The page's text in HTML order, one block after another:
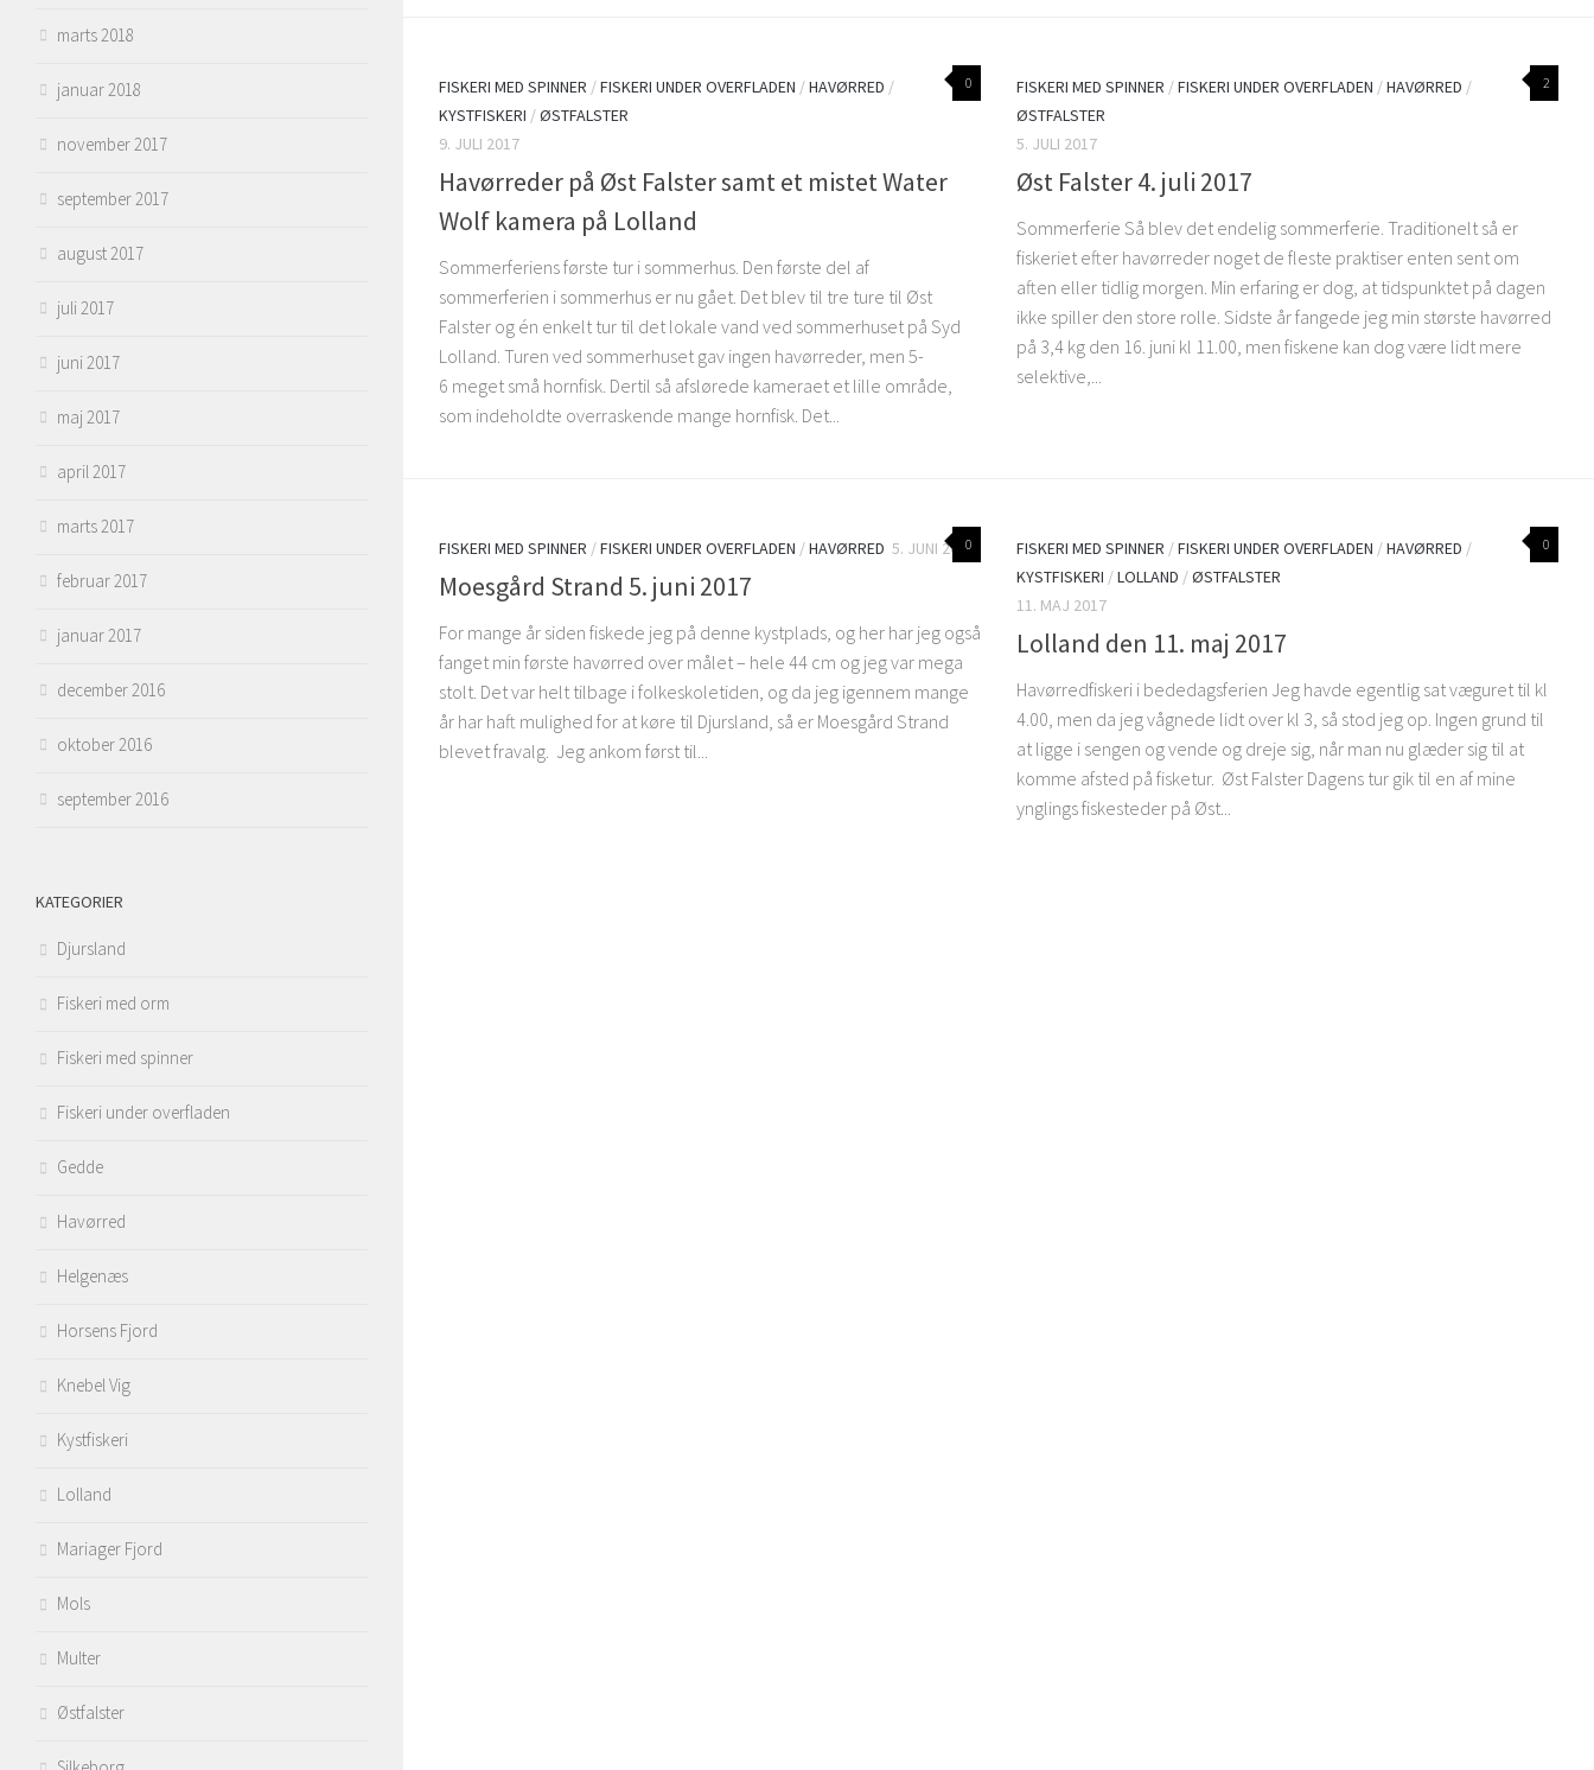
0
FISKERI MED SPINNER /FISKERI UNDER OVERFLADEN /HAVØRRED /
KYSTFISKERI /ØSTFALSTER
9. JULI 2017
Havørreder på Øst Falster samt et mistet Water
Wolf kamera på Lolland
Sommerferiens første tur i sommerhus. Den første del af
sommerferien i sommerhus er nu gået. Det blev til tre ture til Øst
Falster og én enkelt tur til det lokale vand ved sommerhuset på Syd
Lolland. Turen ved sommerhuset gav ingen havørreder, men 5-
6 meget små hornfisk. Dertil så afslørede kameraet et lille område,
som indeholdte overraskende mange hornfisk. Det...
2
FISKERI MED SPINNER /FISKERI UNDER OVERFLADEN /HAVØRRED /
ØSTFALSTER
5. JULI 2017
Øst Falster 4. juli 2017
Sommerferie Så blev det endelig sommerferie. Traditionelt så er
fiskeriet efter havørreder noget de fleste praktiser enten sent om
aften eller tidlig morgen. Min erfaring er dog, at tidspunktet på dagen
ikke spiller den store rolle. Sidste år fangede jeg min største havørred
på 3,4 kg den 16. juni kl 11.00, men fiskene kan dog være lidt mere
selektive,...
0
FISKERI MED SPINNER /FISKERI UNDER OVERFLADEN /HAVØRRED 5. JUNI 2017
Moesgård Strand 5. juni 2017
For mange år siden fiskede jeg på denne kystplads, og her har jeg også
fanget min første havørred over målet – hele 44 cm og jeg var mega
stolt. Det var helt tilbage i folkeskoletiden, og da jeg igennem mange
år har haft mulighed for at køre til Djursland, så er Moesgård Strand
blevet fravalg. Jeg ankom først til...
0
FISKERI MED SPINNER /FISKERI UNDER OVERFLADEN /HAVØRRED /
KYSTFISKERI /LOLLAND /ØSTFALSTER
11. MAJ 2017
Lolland den 11. maj 2017
Havørredfiskeri i bededagsferien Jeg havde egentlig sat væguret til kl
4.00, men da jeg vågnede lidt over kl 3, så stod jeg op. Ingen grund til
at ligge i sengen og vende og dreje sig, når man nu glæder sig til at
komme afsted på fisketur. Øst Falster Dagens tur gik til en af mine
ynglings fiskesteder på Øst...
marts 2018
januar 2018
november 2017
september 2017
august 2017
juli 2017
juni 2017
maj 2017
april 2017
marts 2017
februar 2017
januar 2017
december 2016
oktober 2016
september 2016
KATEGORIER
Djursland
Fiskeri med orm
Fiskeri med spinner
Fiskeri under overfladen
Gedde
Havørred
Helgenæs
Horsens Fjord
Knebel Vig
Kystfiskeri
Lolland
Mariager Fjord
Mols
Multer
Østfalster